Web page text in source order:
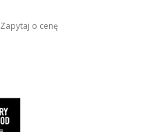
Zapytaj o cenę